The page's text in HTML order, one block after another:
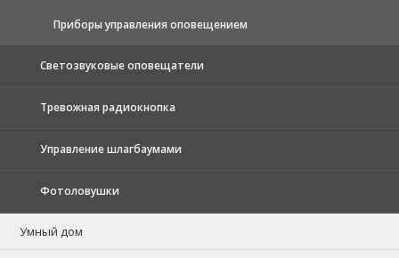
Приборы управления оповещением
Светозвуковые оповещатели
Тревожная радиокнопка
Управление шлагбаумами
Фотоловушки
Умный дом